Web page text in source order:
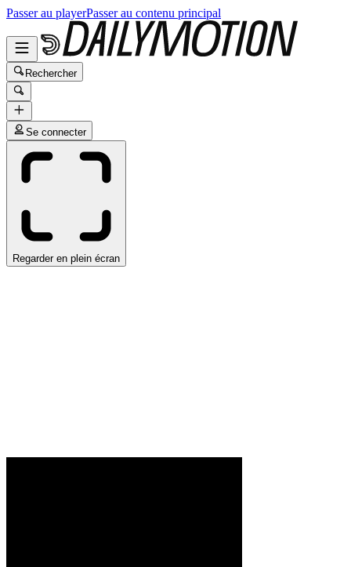
Passer au playerPasser au contenu principal
Rechercher
Se connecter
Regarder en plein écran